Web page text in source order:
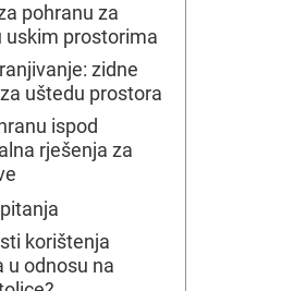
pohranu za
uskim prostorima
zidne
uštedu prostora
ispod
rješenja za
korištenja
u odnosu na